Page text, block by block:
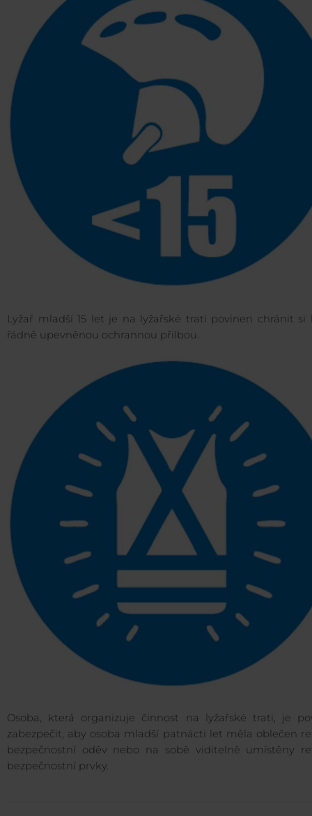
Lyžař mladší 15 let je na lyžařské trati povinen chránit si
řádně upevněnou ochrannou přilbou.
Osoba, která organizuje činnost na lyžařské trati, je
zabezpečit, aby osoba mladší patnácti let měla oblečen
bezpečnostní oděv nebo na sobě viditelně umístěny
bezpečnostní prvky.